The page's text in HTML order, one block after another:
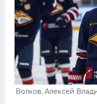
Волков, Алексей